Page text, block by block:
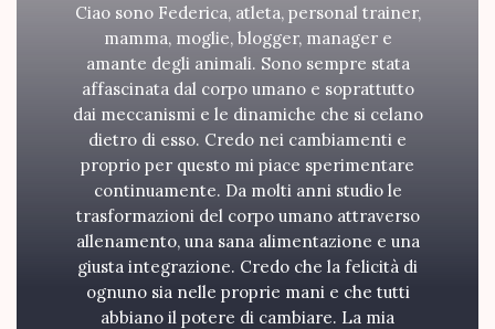
Ciao sono Federica, atleta, personal trainer,
mamma, moglie, blogger, manager e
amante degli animali. Sono sempre stata
affascinata dal corpo umano e soprattutto
dai meccanismi e le dinamiche che si celano
dietro di esso. Credo nei cambiamenti e
proprio per questo mi piace sperimentare
continuamente. Da molti anni studio le
trasformazioni del corpo umano attraverso
allenamento, una sana alimentazione e una
giusta integrazione. Credo che la felicità di
ognuno sia nelle proprie mani e che tutti
abbiano il potere di cambiare. La mia